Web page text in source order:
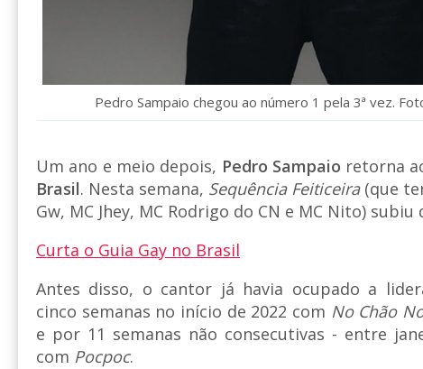
Pedro Sampaio chegou ao número 1 pela 3ª vez.
Um ano e meio depois, Pedro Sampaio retorna
Brasil. Nesta semana, Sequência Feiticeira(que
Gw, MC Jhey, MC Rodrigo do CN e MC Nito) subiu
Curta o Guia Gay no Brasil
Antes disso, o cantor já havia ocupado a
cinco semanas no início de 2022 com No Chão
e por 11 semanas não consecutivas - entre
com Pocpoc.